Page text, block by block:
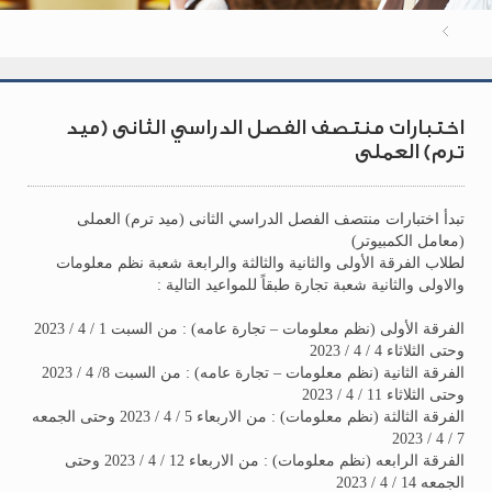
اختبارات منتصف الفصل الدراسي الثانى (ميد
ترم) العملى
تبدأ اختبارات منتصف الفصل الدراسي الثانى (ميد ترم) العملى
(معامل الكمبيوتر)
لطلاب الفرقة الأولى والثانية والثالثة والرابعة شعبة نظم معلومات
والاولى والثانية شعبة تجارة طبقاً للمواعيد التالية :
الفرقة الأولى (نظم معلومات – تجارة عامه) : من السبت 1 / 4 / 2023
وحتى الثلاثاء 4 / 4 / 2023
الفرقة الثانية (نظم معلومات – تجارة عامه) : من السبت 8/ 4 / 2023
وحتى الثلاثاء 11 / 4 / 2023
الفرقة الثالثة (نظم معلومات) : من الاربعاء 5 / 4 / 2023 وحتى الجمعه
7 / 4 / 2023
الفرقة الرابعه (نظم معلومات) : من الاربعاء 12 / 4 / 2023 وحتى
الجمعه 14 / 4 / 2023